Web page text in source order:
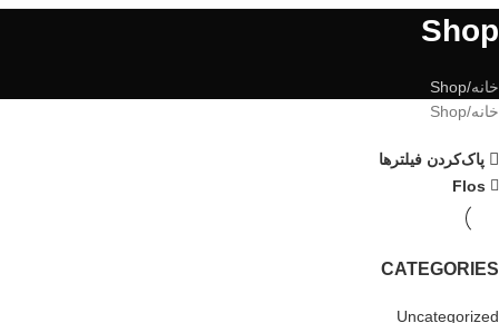
Shop
خانه Shop
CATEGORIES
Uncategorized
خانه Shop
پاک‌کردن فیلترها
Flos